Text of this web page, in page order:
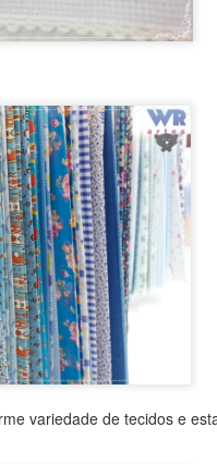
variedade de tecidos e
Infantil Iniciante
cruz
estão?
com apenas 2 cores
e fácil de bordar, e
bebê!